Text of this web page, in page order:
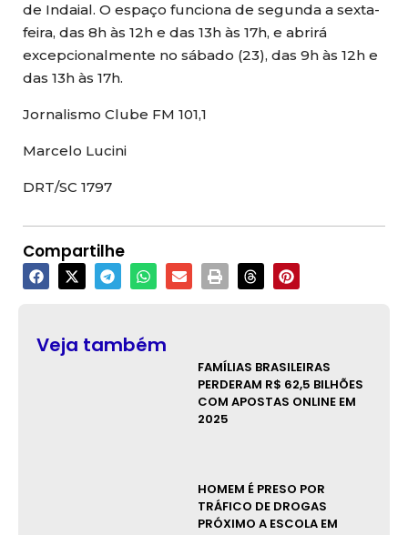
de Indaial. O espaço funciona de segunda a sexta-
feira, das 8h às 12h e das 13h às 17h, e abrirá
excepcionalmente no sábado (23), das 9h às 12h e
das 13h às 17h.
Jornalismo Clube FM 101,1
Marcelo Lucini
DRT/SC 1797
Compartilhe
Veja também
FAMÍLIAS BRASILEIRAS
PERDERAM R$ 62,5 BILHÕES
COM APOSTAS ONLINE EM
2025
HOMEM É PRESO POR
TRÁFICO DE DROGAS
PRÓXIMO A ESCOLA EM